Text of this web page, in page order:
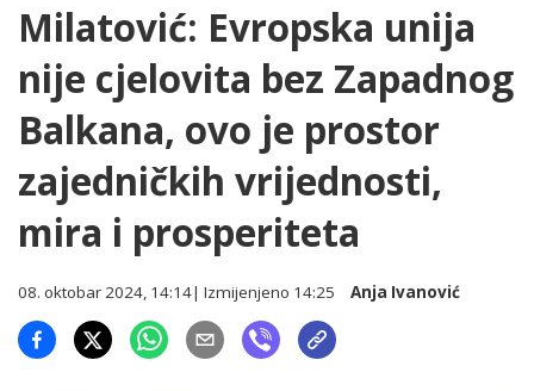
Milatović: Evropska unija
nije cjelovita bez Zapadnog
Balkana, ovo je prostor
zajedničkih vrijednosti,
mira i prosperiteta
08. oktobar 2024, 14:14| Izmijenjeno 14:25 Anja Ivanović